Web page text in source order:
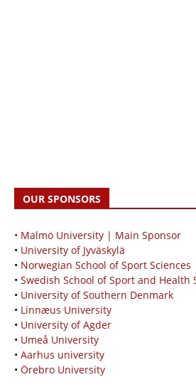
OUR SPONSORS
• Malmö University | Main Sponsor
• University of Jyväskylä
• Norwegian School of Sport Sciences
• Swedish School of Sport and Health
• University of Southern Denmark
• Linnæus University
• University of Agder
• Umeå University
• Aarhus university
• Örebro University